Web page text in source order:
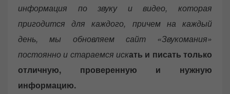
информация по звуку и видео, которая
пригодится для каждого, причем на каждый
день, мы обновляем сайт «Звукомания»
постоянно и стараемся искать и писать только
отличную, проверенную и нужную
информацию.